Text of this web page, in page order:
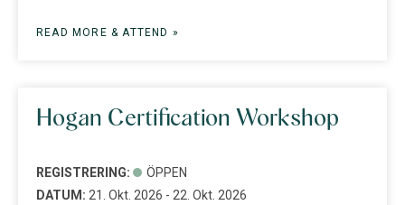
READ MORE & ATTEND »
Hogan Certification Workshop
REGISTRERING:
ÖPPEN
DATUM: 21. Okt. 2026 - 22. Okt. 2026